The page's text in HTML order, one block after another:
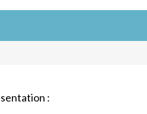
: